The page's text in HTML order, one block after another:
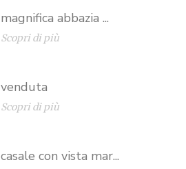
magnifica abbazia ...
Scopri di più
venduta
Scopri di più
casale con vista mar...